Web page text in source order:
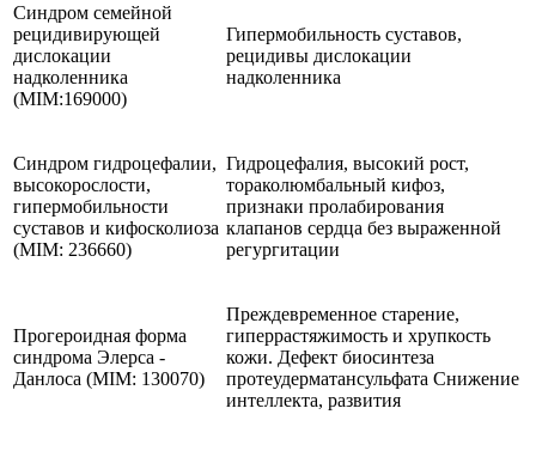
Синдром семейной
рецидивирующей
дислокации
надколенника
(MIM:169000)
Гипермобильность суставов,
рецидивы дислокации
надколенника
Синдром гидроцефалии,
высокорослости,
гипермобильности
суставов и кифосколиоза
(MIM: 236660)
Гидроцефалия, высокий рост,
тораколюмбальный кифоз,
признаки пролабирования
клапанов сердца без выраженной
регургитации
Прогероидная форма
синдрома Элерса -
Данлоса (MIM: 130070)
Преждевременное старение,
гиперрастяжимость и хрупкость
кожи. Дефект биосинтеза
протеудерматансульфата Снижение
интеллекта, развития